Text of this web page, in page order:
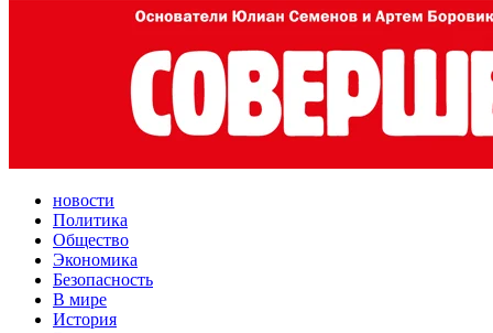
новости
Политика
Общество
Экономика
Безопасность
В мире
История